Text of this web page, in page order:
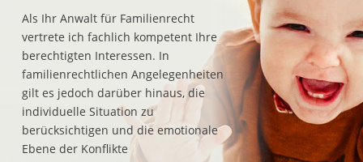
Als Ihr Anwalt für Familienrecht
vertrete ich fachlich kompetent Ihre
berechtigten Interessen. In
familienrechtlichen Angelegenheiten
gilt es jedoch darüber hinaus, die
individuelle Situation zu
berücksichtigen und die emotionale
Ebene der Konflikte